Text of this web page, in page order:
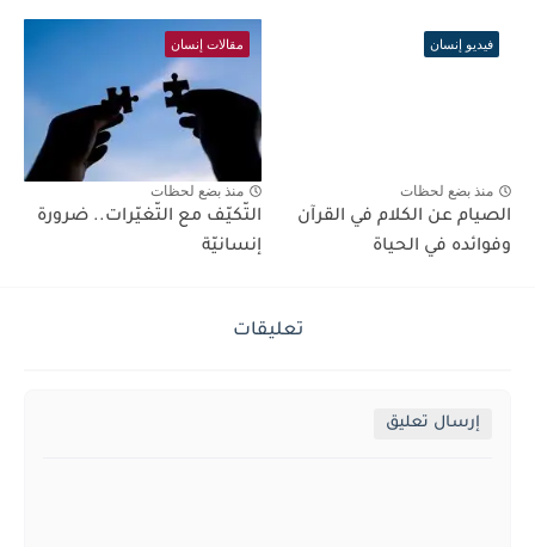
فيديو إنسان
منذ بضع لحظات
الصيام عن الكلام في القرآن
وفوائده في الحياة
مقالات إنسان
منذ بضع لحظات
التّكيّف مع التّغيّرات.. ضرورة
إنسانيّة
تعليقات
إرسال تعليق